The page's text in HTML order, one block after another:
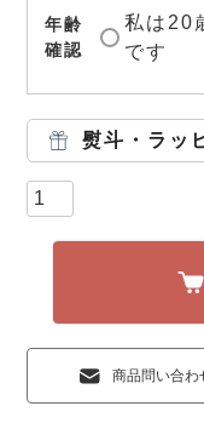
年齢
確認
私は20
です
熨斗・ラッ
商品問い合わ